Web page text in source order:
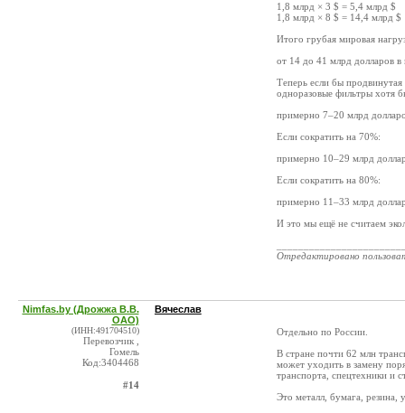
1,8 млрд × 3 $ = 5,4 млрд $
1,8 млрд × 8 $ = 14,4 млрд $
Итого грубая мировая
от 14 до 41 млрд долларов
Теперь если бы
одноразовые фильтры хотя
примерно 7–20 млрд
Если сократить на 70%:
примерно 10–29 млрд
Если сократить на 80%:
примерно 11–33 млрд
И это мы ещё не считаем
Отредактировано
Nimfas.by (Дрожжа В.В.
ОАО)
(ИНН:491704510)
Перевозчик ,
Гомель
Код:3404468
#14
Вячеслав
Отдельно по России.
В стране почти 62 млн
может уходить в замену
транспорта, спецтехники и
Это металл, бумага, резина,